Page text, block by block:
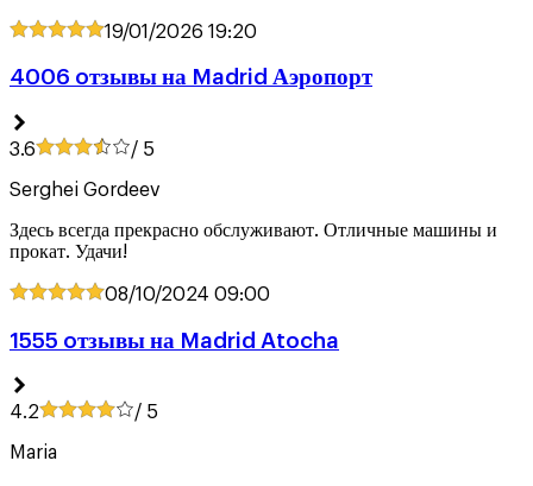
19/01/2026 19:20
4006 oтзывы на Madrid Аэропорт
3.6 / 5
Serghei Gordeev
Здесь всегда прекрасно обслуживают. Отличные машины и
прокат. Удачи!
08/10/2024 09:00
1555 oтзывы на Madrid Atocha
4.2 / 5
Maria